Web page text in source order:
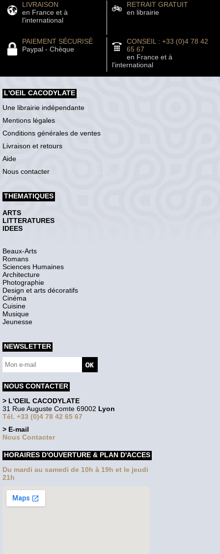
LIVRAISON
en France et à
l'international
RETRAIT GRATUIT
en librairie
PAIEMENT SÉCURISÉ
Paypal - Chèque
CONSEIL : +33 (0)4 78 42
65 67
en France et à
l'international
L'OEIL CACODYLATE
Une librairie indépendante
Mentions légales
Conditions générales de ventes
Livraison et retours
Aide
Nous contacter
THEMATIQUES
ARTS
LITTERATURES
IDEES
Beaux-Arts
Romans
Sciences Humaines
Architecture
Photographie
Design et arts décoratifs
Cinéma
Cuisine
Musique
Jeunesse
NEWSLETTER
NOUS CONTACTER
> L'OEIL CACODYLATE
31 Rue Auguste Comte 69002 Lyon
Tél. +33 (0)4 78 42 65 67
> E-mail
Nous Contacter
HORAIRES D'OUVERTURE & PLAN D'ACCES
Du mardi au samedi de 10h à 19h et le jeudi
21h